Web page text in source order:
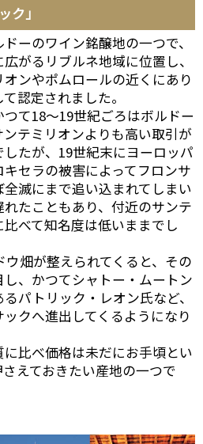
ク」
ーのワイン銘醸地の一つで、
がるリブルネ地域に位置し、
ンやポムロールの近くにあり
認定されました。
て18～19世紀ごろはボルドー
テミリオンよりも高い取引が
たが、19世紀末にヨーロッパ
セラの被害によってフロンサ
滅にまで追い込まれてしまい
たこともあり、付近のサンテ
べて知名度は低いままでし
畑が整えられてくると、その
、かつてシャトー・ムートン
パトリック・レオン氏など、
クへ進出してくるようになり
比べ価格は未だにお手頃とい
えておきたい産地の一つで